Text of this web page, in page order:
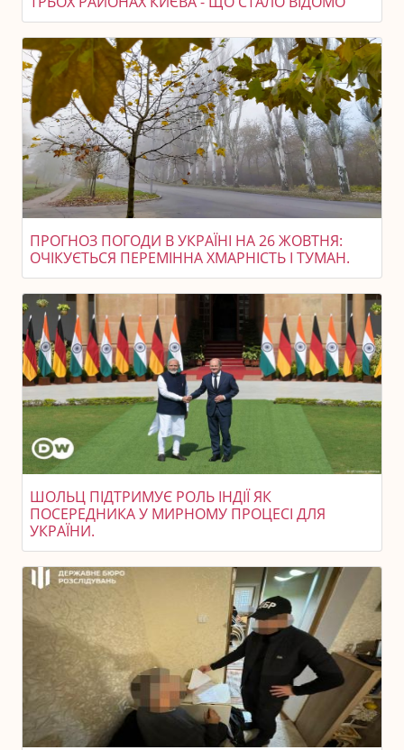
ПРОГНОЗ ПОГОДИ В УКРАЇНІ НА 26 ЖОВТНЯ:
ОЧІКУЄТЬСЯ ПЕРЕМІННА ХМАРНІСТЬ І ТУМАН.
ШОЛЬЦ ПІДТРИМУЄ РОЛЬ ІНДІЇ ЯК
ПОСЕРЕДНИКА У МИРНОМУ ПРОЦЕСІ ДЛЯ
УКРАЇНИ.